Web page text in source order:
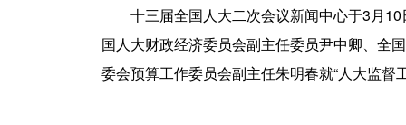
十三届全国人大二次会议新闻中心于3月10
国人大财政经济委员会副主任委员尹中卿、全
委会预算工作委员会副主任朱明春就“人大监